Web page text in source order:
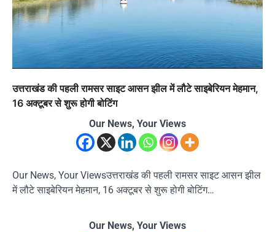
उत्तराखंड की पहली रामसर साइट आसन झील में लौटे साइबेरियन मेहमान,
16 अक्टूबर से शुरू होगी बोटिंग
Our News, Your Views
Our News, Your Viewsउत्तराखंड की पहली रामसर साइट आसन झील
में लौटे साइबेरियन मेहमान, 16 अक्टूबर से शुरू होगी बोटिंग…
Our News, Your Views